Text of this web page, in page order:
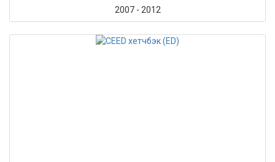
2007 - 2012